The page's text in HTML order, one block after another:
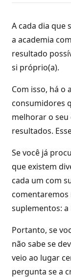
A cada dia que
a academia
resultado
si próprio(a).
Com isso, há o
consumidores
melhorar o seu
resultados.
Se você já
que existem
cada um com
comentaremos
suplementos: a
Portanto, se
não sabe se
veio ao lugar
pergunta se a